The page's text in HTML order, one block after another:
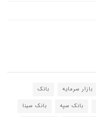
بازار سرمایه
بانک
بانک سپه
بانک سینا